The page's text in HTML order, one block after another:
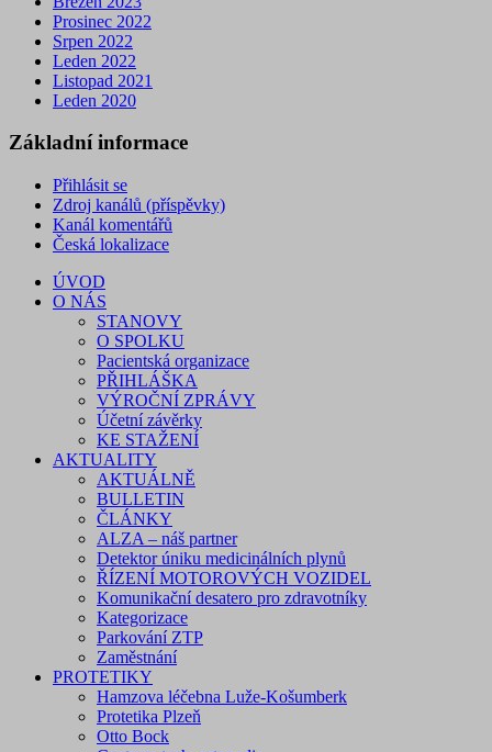
Prosinec 2022
Srpen 2022
Leden 2022
Listopad 2021
Leden 2020
Základní informace
Přihlásit se
Zdroj kanálů (příspěvky)
Kanál komentářů
Česká lokalizace
ÚVOD
O NÁS
STANOVY
O SPOLKU
Pacientská organizace
PŘIHLÁŠKA
VÝROČNÍ ZPRÁVY
Účetní závěrky
KE STAŽENÍ
AKTUALITY
AKTUÁLNĚ
BULLETIN
ČLÁNKY
ALZA – náš partner
Detektor úniku medicinálních plynů
ŘÍZENÍ MOTOROVÝCH VOZIDEL
Komunikační desatero pro zdravotníky
Kategorizace
Parkování ZTP
Zaměstnání
PROTETIKY
Hamzova léčebna Luže-Košumberk
Protetika Plzeň
Otto Bock